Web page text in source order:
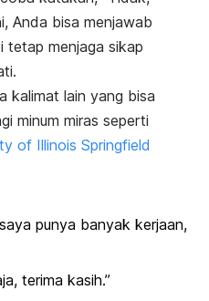
Anda bisa menjawab
tetap menjaga sikap
kalimat lain yang bisa
minum miras seperti
of Illinois Springfield
punya banyak kerjaan,
terima kasih.”